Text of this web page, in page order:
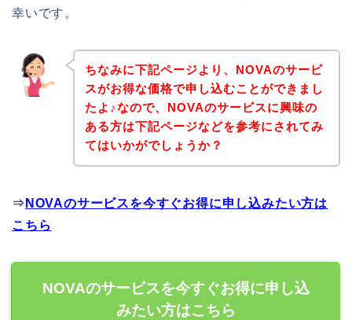
幸いです。
ちなみに下記ページより、NOVAのサービ
スがお得な価格で申し込むことができまし
たよ♪なので、NOVAのサービスに興味の
ある方は下記ページなどを参考にされてみ
てはいかがでしょうか？
⇒ NOVAのサービスを今すぐお得に申し込みたい方は
こちら
NOVAのサービスを今すぐお得に申し込
みたい方はこちら